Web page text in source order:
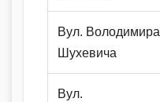
Вул. Володимира
Шухевича
Вул.